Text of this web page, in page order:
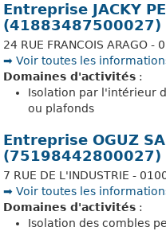
Entreprise JACKY
(41883487500027)
24 RUE FRANCOIS ARAGO -
➡️ Voir toutes les
Domaines d'activités :
Isolation par l'intérieur
ou plafonds
Entreprise OGUZ
(75198442800027)
7 RUE DE L'INDUSTRIE -
➡️ Voir toutes les
Domaines d'activités :
Isolation des combles